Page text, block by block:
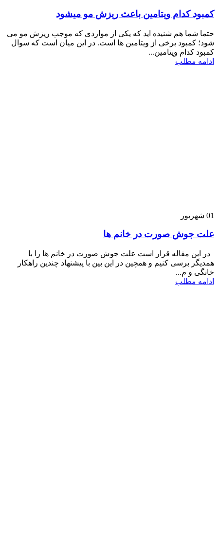
کمبود کدام ویتامین باعث ریزش مو میشود
حتما شما هم شنیده اید که یکی از مواردی که موجب ریزش مو می
شود؛ کمبود برخی از ویتامین ها است. در این میان است که سوال
کمبود کدام ویتامین...
ادامه مطلب
01 شهریور
علت جوش صورت در خانم ها
در این مقاله قرار است علت جوش صورت در خانم ها را با
همدیگر برسی کنیم و همچین در این بین با پیشنهاد چندین راهکار
خانگی و م...
ادامه مطلب